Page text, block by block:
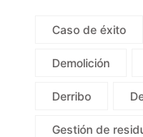
Caso de éxito
Demolición
Derribo
Gestión de